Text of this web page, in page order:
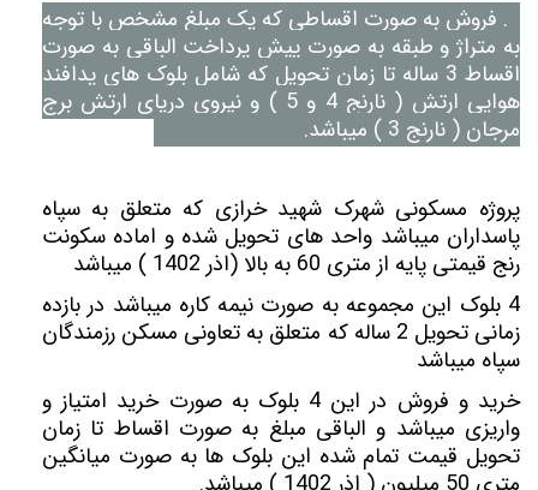
2. فروش به صورت اقساطی که یک مبلغ مشخص با توجه
به متراژ و طبقه به صورت پیش پرداخت الباقی به صورت
اقساط 3 ساله تا زمان تحویل که شامل بلوک های پدافند
هوایی ارتش ( نارنج 4 و 5 ) و نیروی دریای ارتش برج
مرجان ( نارنج 3 ) میباشد.
پروژه مسکونی شهرک شهید خرازی که متعلق به سپاه
پاسداران میباشد واحد های تحویل شده و اماده سکونت
رنج قیمتی پایه از متری 60 به بالا (اذر 1402 ) میباشد
4 بلوک این مجموعه به صورت نیمه کاره میباشد در بازده
زمانی تحویل 2 ساله که متعلق به تعاونی مسکن رزمندگان
سپاه میباشد
خرید و فروش در این 4 بلوک به صورت خرید امتیاز و
واریزی میباشد و الباقی مبلغ به صورت اقساط تا زمان
تحویل قیمت تمام شده این بلوک ها به صورت میانگین